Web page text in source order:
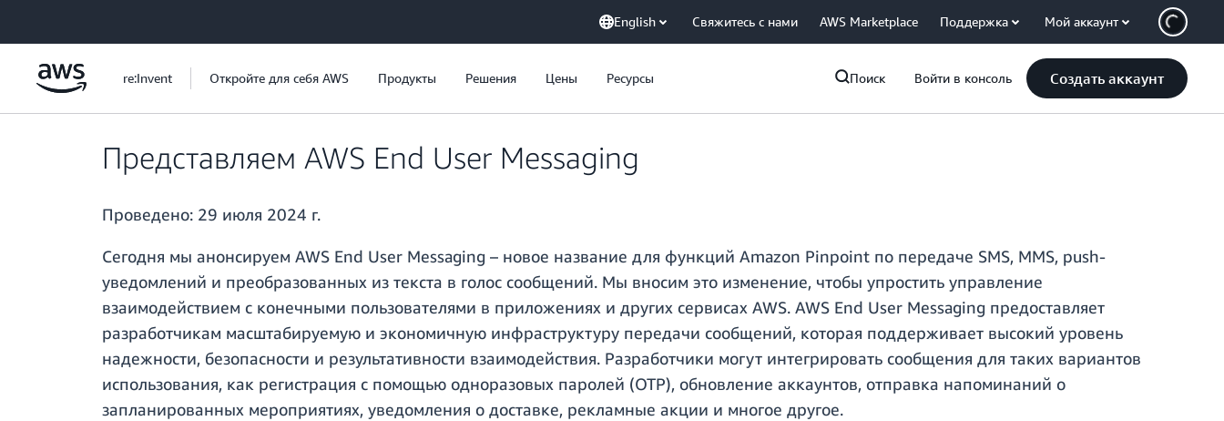
English Свяжитесь с нами AWS Marketplace Поддержка Мой аккаунт
re:Invent Откройте для себя AWS Продукты Решения Цены Ресурсы Поиск Войти в консоль Создать аккаунт
Представляем AWS End User Messaging
Проведено: 29 июля 2024 г.
Сегодня мы анонсируем AWS End User Messaging – новое название для функций Amazon Pinpoint по передаче SMS, MMS, push-
уведомлений и преобразованных из текста в голос сообщений. Мы вносим это изменение, чтобы упростить управление
взаимодействием с конечными пользователями в приложениях и других сервисах AWS. AWS End User Messaging предоставляет
разработчикам масштабируемую и экономичную инфраструктуру передачи сообщений, которая поддерживает высокий уровень
надежности, безопасности и результативности взаимодействия. Разработчики могут интегрировать сообщения для таких вариантов
использования, как регистрация с помощью одноразовых паролей (OTP), обновление аккаунтов, отправка напоминаний о
запланированных мероприятиях, уведомления о доставке, рекламные акции и многое другое.